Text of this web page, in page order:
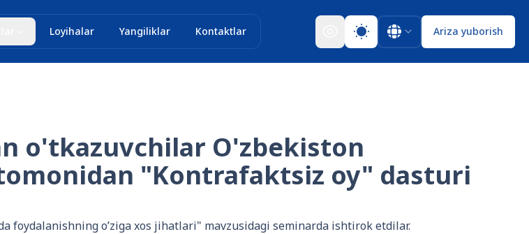
Loyihalar Yangiliklar Kontaktlar Ariza yuborish
o'tkazuvchilar O'zbekiston
"Kontrafaktsiz oy" dasturi
foydalanishning o’ziga xos jihatlari" mavzusidagi seminarda ishtirok etdilar.